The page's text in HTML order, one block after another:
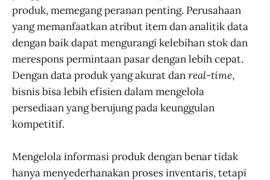
produk, memegang peranan penting. Perusahaan
yang memanfaatkan atribut item dan analitik data
dengan baik dapat mengurangi kelebihan stok dan
merespons permintaan pasar dengan lebih cepat.
Dengan data produk yang akurat danreal-time,
bisnis bisa lebih efisien dalam mengelola
persediaan yang berujung pada keunggulan
kompetitif.
Mengelola informasi produk dengan benar tidak
hanya menyederhanakan proses inventaris, tetapi